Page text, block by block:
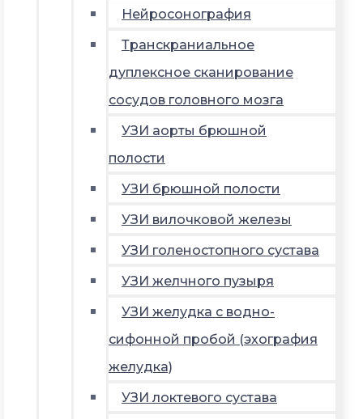
Нейросонография
Транскраниальное
дуплексное сканирование
сосудов головного мозга
УЗИ аорты брюшной
полости
УЗИ брюшной полости
УЗИ вилочковой железы
УЗИ голеностопного сустава
УЗИ желчного пузыря
УЗИ желудка с водно-
сифонной пробой (эхография
желудка)
УЗИ локтевого сустава